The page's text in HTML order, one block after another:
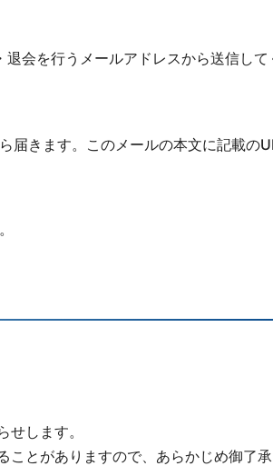
会を行うメールアドレスから送信して
届きます。このメールの本文に記載の
します。
とがありますので、あらかじめ御了